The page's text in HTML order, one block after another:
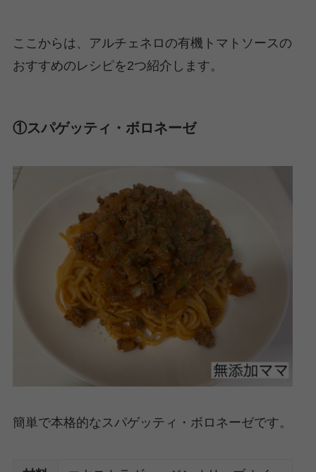
ここからは、アルチェネロの有機トマトソースの
おすすめのレシピを2つ紹介します。
①スパゲッティ・ボロネーゼ
簡単で本格的なスパゲッティ・ボロネーゼです。